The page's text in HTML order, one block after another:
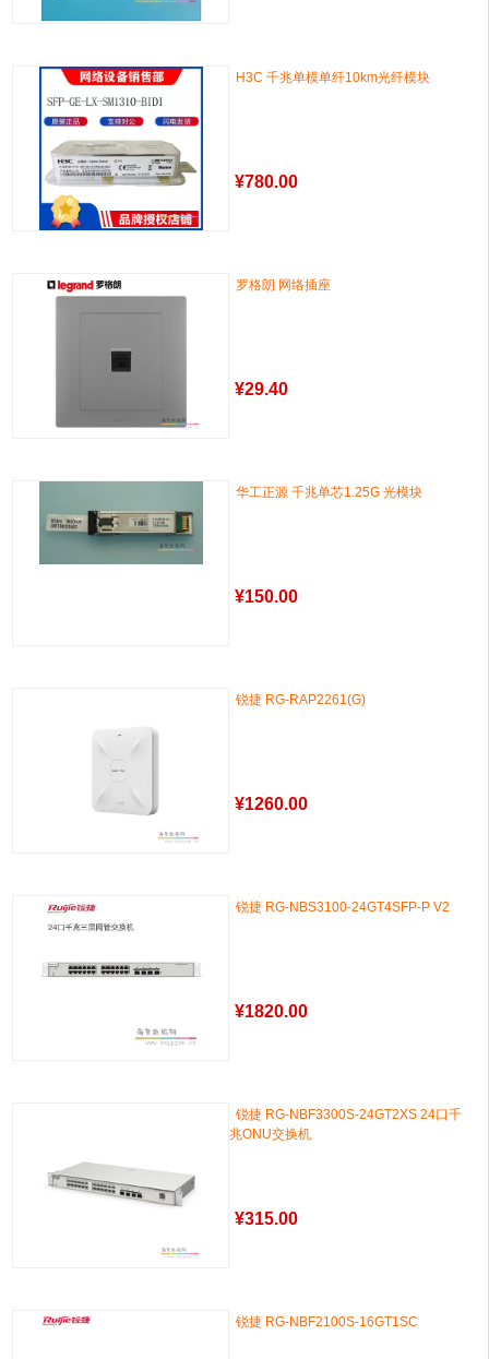
H3C 千兆单模单纤10km光纤模块
¥780.00
罗格朗 网络插座
¥29.40
华工正源 千兆单芯1.25G 光模块
¥150.00
锐捷 RG-RAP2261(G)
¥1260.00
锐捷 RG-NBS3100-24GT4SFP-P V2
¥1820.00
锐捷 RG-NBF3300S-24GT2XS 24口千
兆ONU交换机
¥315.00
锐捷 RG-NBF2100S-16GT1SC